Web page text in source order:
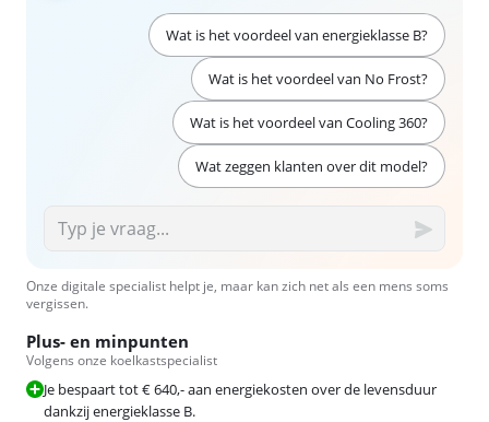
Wat is het voordeel van energieklasse B?
Wat is het voordeel van No Frost?
Wat is het voordeel van Cooling 360?
Wat zeggen klanten over dit model?
Onze digitale specialist helpt je, maar kan zich net als een mens soms
vergissen.
Plus- en minpunten
Volgens onze koelkastspecialist
Je bespaart tot € 640,- aan energiekosten over de levensduur
dankzij energieklasse B.